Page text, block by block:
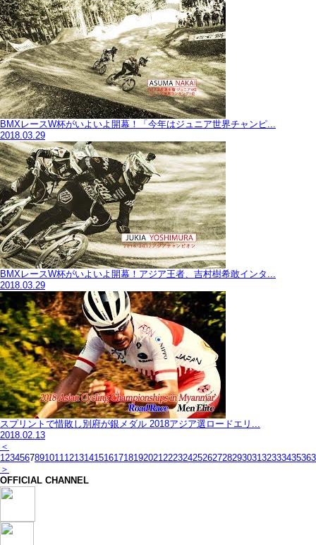
BMXレースW杯がいよいよ開幕！「今年はジュニア世界チャンピ...
2018.03.29
BMXレースW杯がいよいよ開幕！アジア王者、吉村樹希敢インタ...
2018.03.29
スプリントで惜敗し別府が銀メダル 2018アジア選ロードエリ...
2018.02.13
＜
1 234567891011 12131415161718192021 222324252627282930313233343536
＞
OFFICIAL CHANNEL